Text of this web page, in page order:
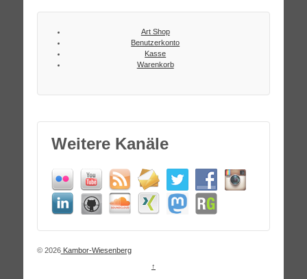
Art Shop
Benutzerkonto
Kasse
Warenkorb
Weitere Kanäle
© 2026Kambor-Wiesenberg
↑